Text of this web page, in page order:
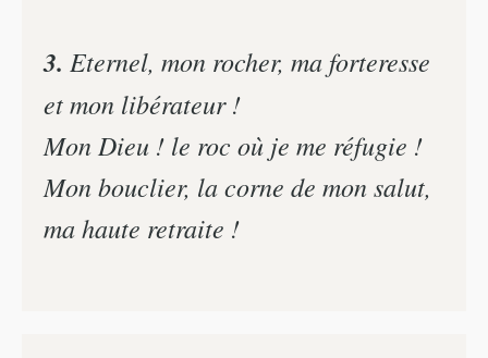
3. Eternel, mon rocher, ma forteresse
et mon libérateur !
Mon Dieu ! le roc où je me réfugie !
Mon bouclier, la corne de mon salut,
ma haute retraite !